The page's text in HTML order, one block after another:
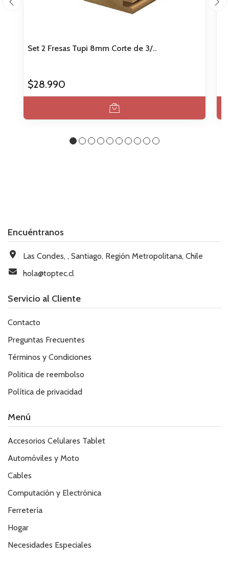
Set 2 Fresas Tupi 8mm Corte de 3/..
$28.990
Encuéntranos
Las Condes, , Santiago, Región Metropolitana, Chile
hola@toptec.cl
Servicio al Cliente
Contacto
Preguntas Frecuentes
Términos y Condiciones
Politica de reembolso
Política de privacidad
Menú
Accesorios Celulares Tablet
Automóviles y Moto
Cables
Computación y Electrónica
Ferretería
Hogar
Necesidades Especiales